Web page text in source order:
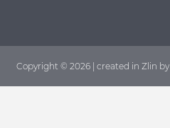
Copyright © 2026 | created in Zlin by